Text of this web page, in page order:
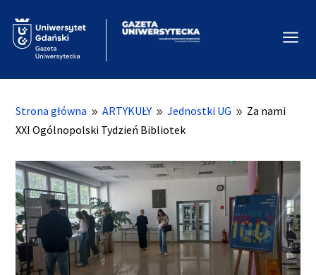
a
Strona główna 9 ARTYKUŁY 9 Jednostki UG 9 Za nami
XXI Ogólnopolski Tydzień Bibliotek